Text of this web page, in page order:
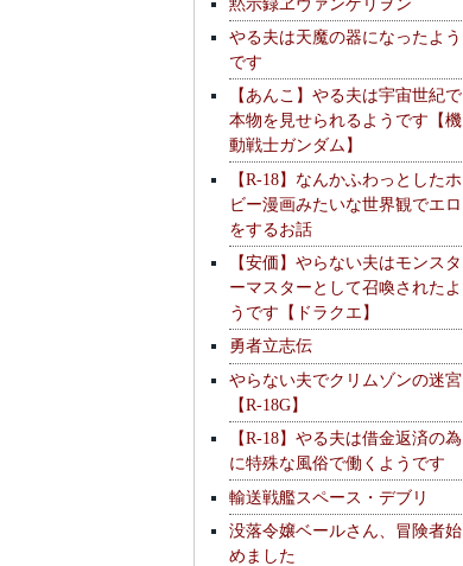
やる夫は天魔の器になったよう
です
【あんこ】やる夫は宇宙世紀で
本物を見せられるようです【機
動戦士ガンダム】
【R-18】なんかふわっとしたホ
ビー漫画みたいな世界観でエロ
をするお話
【安価】やらない夫はモンスタ
ーマスターとして召喚されたよ
うです【ドラクエ】
勇者立志伝
やらない夫でクリムゾンの迷宮
【R-18G】
【R-18】やる夫は借金返済の為
に特殊な風俗で働くようです
輸送戦艦スペース・デブリ
没落令嬢ベールさん、冒険者始
めました